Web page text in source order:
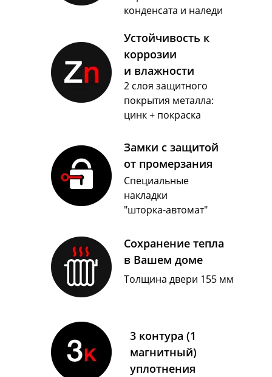
Устойчивость к
коррозии
и влажности
Сохранение тепла
в Вашем доме
конденсата и наледи
Специальные
накладки
"шторка-автомат"
2 слоя защитного
покрытия металла:
цинк + покраска
Толщина двери 155 мм
Замки с защитой
от промерзания
3 контура (1
магнитный)
уплотнения